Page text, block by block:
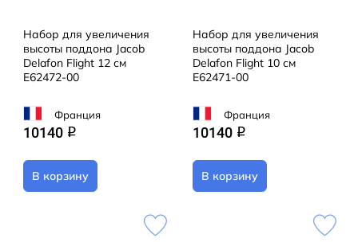
Набор для увеличения
высоты поддона Jacob
Delafon Flight 12 см
E62472-00
Франция
10140 q
В корзину
Набор для увеличения
высоты поддона Jacob
Delafon Flight 10 см
E62471-00
Франция
10140 q
В корзину